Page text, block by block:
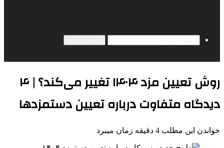
روش تعیین مزد ۱۴۰۴ تغییر می‌کند؟ | ۴
دیدگاه متفاوت درباره تعیین دستمزدها
خواندن این مطلب 4 دقیقه زمان میبرد